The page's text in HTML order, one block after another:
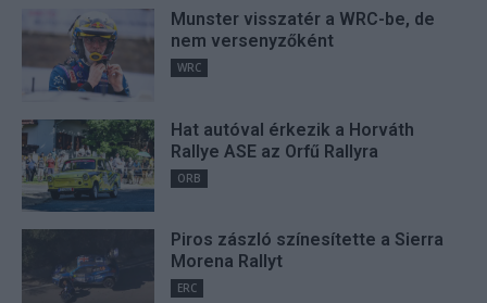
Munster visszatér a WRC-be, de
nem versenyzőként
WRC
Hat autóval érkezik a Horváth
Rallye ASE az Orfű Rallyra
ORB
Piros zászló színesítette a Sierra
Morena Rallyt
ERC